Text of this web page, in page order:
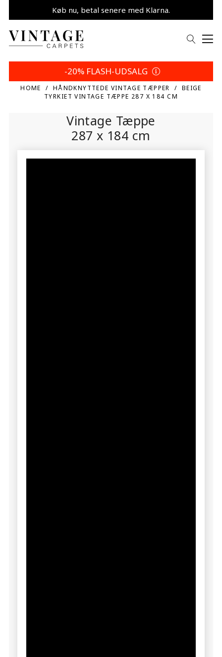
Spar 5% | Dit valg
Køb nu, betal senere med Klarna.
-20% FLASH-UDSALG
HOME HÅNDKNYTTEDE VINTAGE TÆPPER
BEIGE
TYRKIET VINTAGE TÆPPE 287 X 184 CM
Vintage Tæppe
287 x 184 cm